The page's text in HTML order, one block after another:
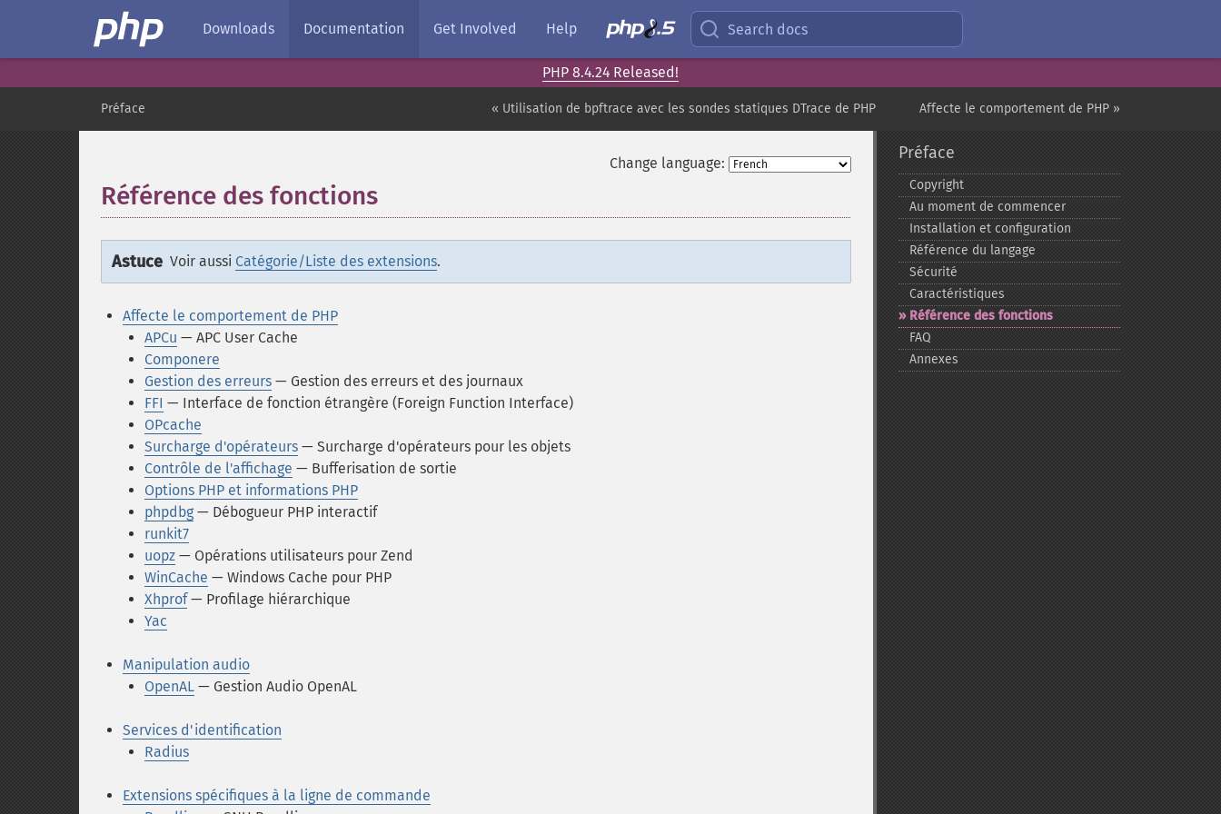
Downloads Documentation Get Involved Help Search docs
PHP 8.4.24 Released!
Affecte le comportement de PHP »
« Utilisation de bpftrace avec les sondes statiques DTrace de PHP
Préface
Change language:
Référence des fonctions
Astuce Voir aussi Catégorie/Liste des extensions.
Affecte le comportement de PHP
APCu — APC User Cache
Componere
Gestion des erreurs — Gestion des erreurs et des journaux
FFI — Interface de fonction étrangère (Foreign Function Interface)
OPcache
Surcharge d'opérateurs — Surcharge d'opérateurs pour les objets
Contrôle de l'affichage — Bufferisation de sortie
Options PHP et informations PHP
phpdbg — Débogueur PHP interactif
runkit7
uopz — Opérations utilisateurs pour Zend
WinCache — Windows Cache pour PHP
Xhprof— Profilage hiérarchique
Yac
Manipulation audio
OpenAL — Gestion Audio OpenAL
Services d'identification
Radius
Extensions spécifiques à la ligne de commande
Préface
Copyright
Au moment de commencer
Installation et configuration
Référence du langage
Sécurité
Caractéristiques
Référence des fonctions
FAQ
Annexes